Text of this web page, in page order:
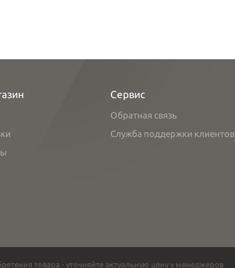
Сервис
Обратная связь
Служба поддержки клиентов
товара - уточняйте актуальную цену у менеджеров